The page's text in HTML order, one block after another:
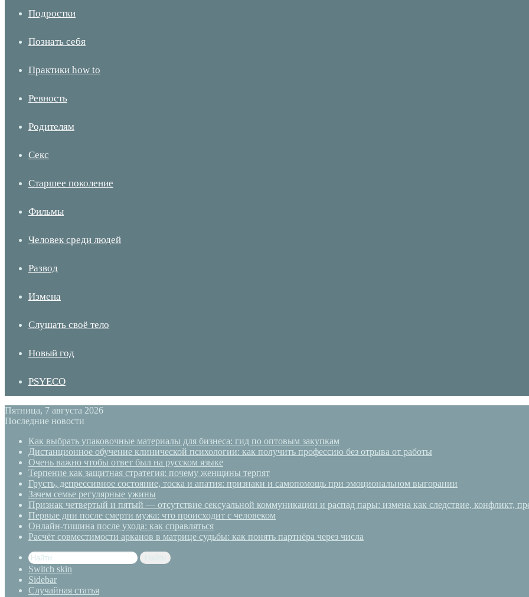
Подростки
Познать себя
Практики how to
Ревность
Родителям
Секс
Старшее поколение
Фильмы
Человек среди людей
Развод
Измена
Слушать своё тело
Новый год
PSYECO
Пятница, 7 августа 2026
Последние новости
Как выбрать упаковочные материалы для бизнеса: гид по оптовым закупкам
Дистанционное обучение клинической психологии: как получить профессию без отрыва от работы
Очень важно чтобы ответ был на русском языке
Терпение как защитная стратегия: почему женщины терпят
Грусть, депрессивное состояние, тоска и апатия: признаки и самопомощь при эмоциональном выгорании
Зачем семье регулярные ужины
Признак четвертый и пятый — отсутствие сексуальной коммуникации и распад пары: измена как следствие, конфликт,
Первые дни после смерти мужа: что происходит с человеком
Онлайн-тишина после ухода: как справляться
Расчёт совместимости арканов в матрице судьбы: как понять партнёра через числа
Switch skin
Sidebar
Случайная статья